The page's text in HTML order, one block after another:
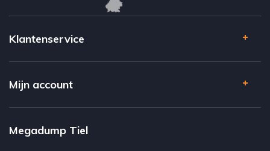
Klantenservice
Mijn account
Megadump Tiel